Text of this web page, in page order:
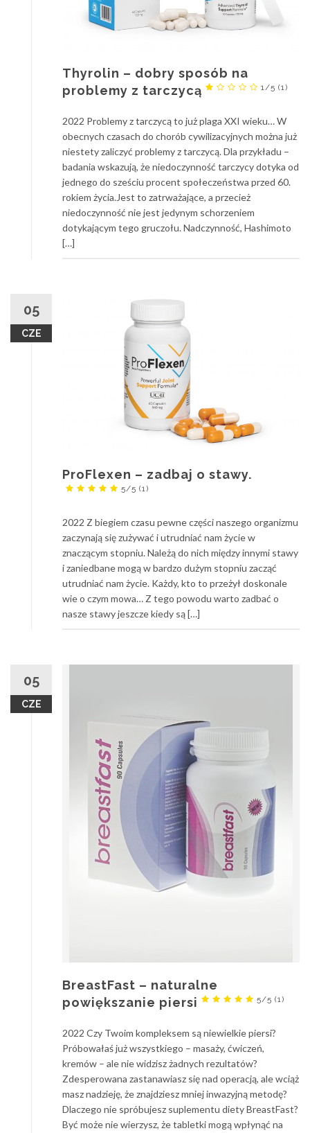
Thyrolin – dobry sposób na
problemy z tarczycą
1/5 (1)
2022 Problemy z tarczycą to już plaga XXI wieku… W
obecnych czasach do chorób cywilizacyjnych można już
niestety zaliczyć problemy z tarczycą. Dla przykładu –
badania wskazują, że niedoczynność tarczycy dotyka od
jednego do sześciu procent społeczeństwa przed 60.
rokiem życia.Jest to zatrważające, a przecież
niedoczynność nie jest jedynym schorzeniem
dotykającym tego gruczołu. Nadczynność, Hashimoto
[…]
05
CZE
ProFlexen – zadbaj o stawy.
5/5 (1)
2022 Z biegiem czasu pewne części naszego organizmu
zaczynają się zużywać i utrudniać nam życie w
znaczącym stopniu. Należą do nich między innymi stawy
i zaniedbane mogą w bardzo dużym stopniu zacząć
utrudniać nam życie. Każdy, kto to przeżył doskonale
wie o czym mowa… Z tego powodu warto zadbać o
nasze stawy jeszcze kiedy są […]
05
CZE
BreastFast – naturalne
powiększanie piersi
5/5 (1)
2022 Czy Twoim kompleksem są niewielkie piersi?
Próbowałaś już wszystkiego – masaży, ćwiczeń,
kremów – ale nie widzisz żadnych rezultatów?
Zdesperowana zastanawiasz się nad operacją, ale wciąż
masz nadzieję, że znajdziesz mniej inwazyjną metodę?
Dlaczego nie spróbujesz suplementu diety BreastFast?
Być może nie wierzysz, że tabletki mogą wpłynąć na